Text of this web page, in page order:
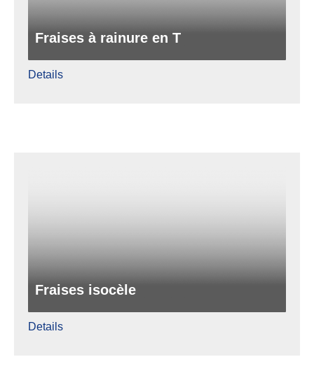
Fraises à rainure en T
Details
Fraises isocèle
Details